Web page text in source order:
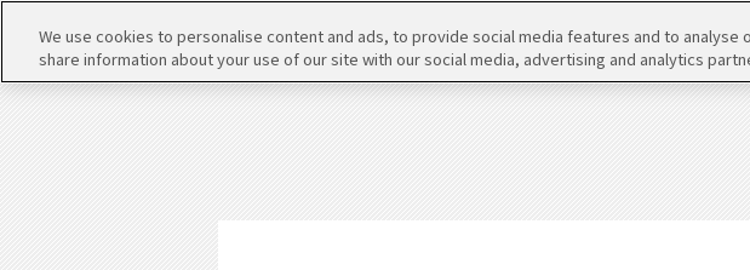
We use cookies to personalise content and ads, to provide social media features and to analyse
share information about your use of our site with our social media, advertising and analytics